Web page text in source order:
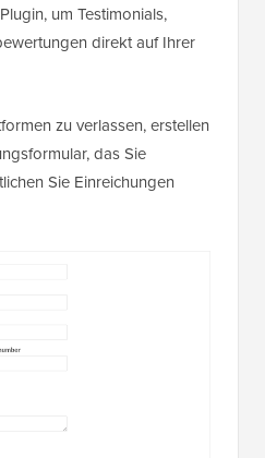
um Testimonials,
direkt auf Ihrer
zu verlassen, erstellen
das Sie
Sie Einreichungen